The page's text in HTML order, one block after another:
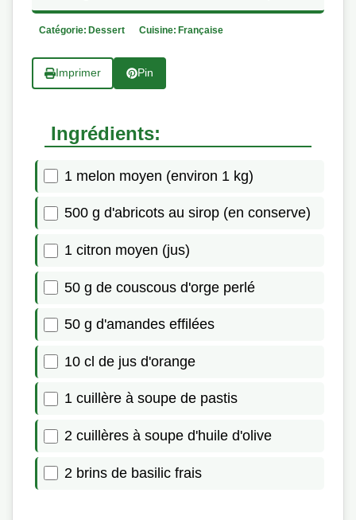
Catégorie: Dessert Cuisine: Française
Imprimer Pin
Ingrédients:
1 melon moyen (environ 1 kg)
500 g d'abricots au sirop (en conserve)
1 citron moyen (jus)
50 g de couscous d'orge perlé
50 g d'amandes effilées
10 cl de jus d'orange
1 cuillère à soupe de pastis
2 cuillères à soupe d'huile d'olive
2 brins de basilic frais